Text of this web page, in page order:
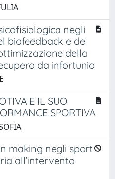
negli
biofeedback e del
della
da infortunio
E IL SUO
SPORTIVA
making negli sport
all’intervento